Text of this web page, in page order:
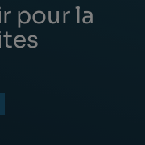
pour la